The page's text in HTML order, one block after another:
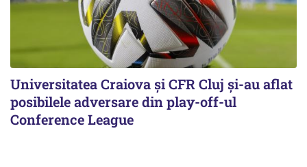
Universitatea Craiova și CFR Cluj și-au aflat
posibilele adversare din play-off-ul
Conference League